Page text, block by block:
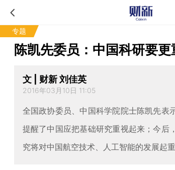
专题
陈凯先委员：中国科研要
文 | 财新 刘佳英
2016年03月10日 11:05
全国政协委员、中国科学院院士陈凯先表
提醒了中国应把基础研究重视起来；今后
究将对中国航空技术、人工智能的发展起